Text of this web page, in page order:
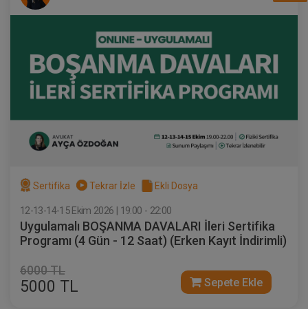
Sertifika Tekrar İzle Ekli Dosya
12-13-14-15 Ekim 2026 | 19:00 - 22:00
Uygulamalı BOŞANMA DAVALARI İleri Sertifika
Programı (4 Gün - 12 Saat) (Erken Kayıt İndirimli)
6000 TL
5000 TL Sepete Ekle